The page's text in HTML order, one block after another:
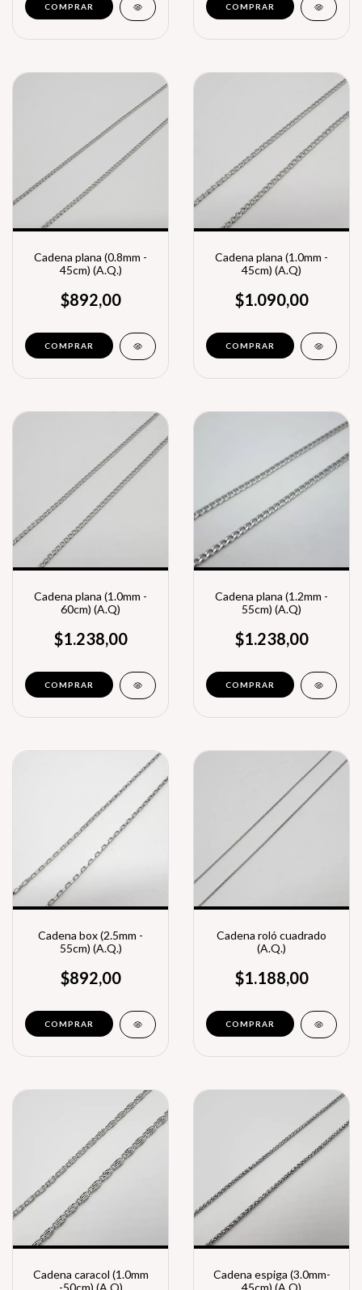
Cadena plana (0.8mm -
45cm) (A.Q.)
$892,00
Cadena plana (1.0mm -
45cm) (A.Q)
$1.090,00
Cadena plana (1.0mm -
60cm) (A.Q)
$1.238,00
Cadena plana (1.2mm -
55cm) (A.Q)
$1.238,00
Cadena box (2.5mm -
55cm) (A.Q.)
$892,00
Cadena roló cuadrado
(A.Q.)
$1.188,00
COMPRAR
Cadena caracol (1.0mm
-50cm) (A.Q)
Cadena espiga (3.0mm-
45cm) (A.Q)